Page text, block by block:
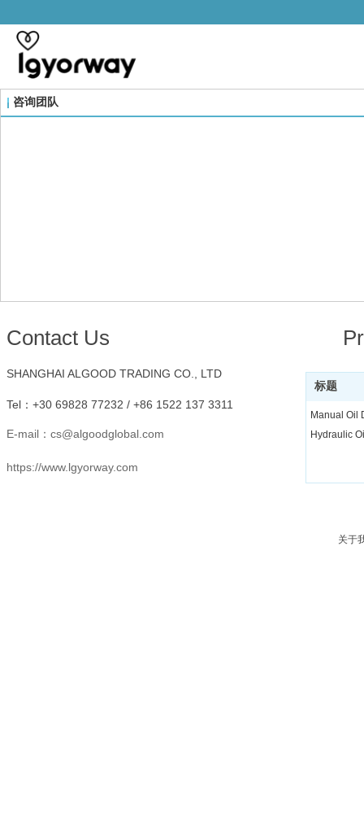
咨询团队
标题
Manual Oil
Hydraulic
Contact Us
SHANGHAI ALGOOD TRADING CO., LTD
Tel： +30 69828 77232 / +86 1522 137 3311
E-mail： cs@algoodglobal.com
https://www.lgyorway.com
关于